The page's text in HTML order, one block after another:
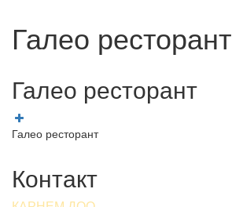
Галео ресторант
Галео ресторант
Галео ресторант
Контакт